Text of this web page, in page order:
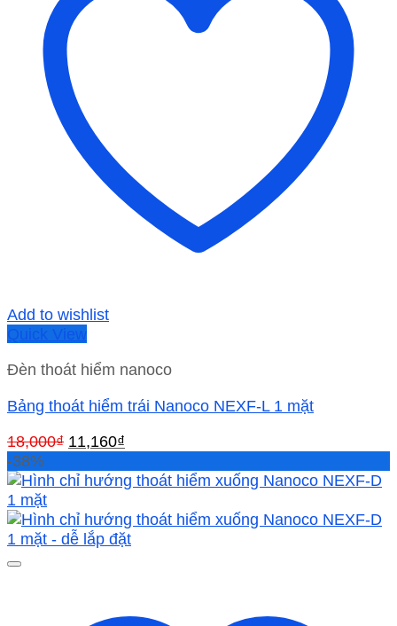
Add to wishlist
Quick View
Đèn thoát hiểm nanoco
Bảng thoát hiểm trái Nanoco NEXF-L 1 mặt
18,000₫ Giá
là:
11,160₫
tại
11,160₫.
-38%